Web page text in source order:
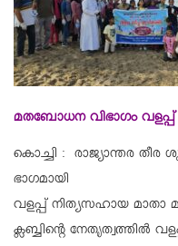
മതബോധന വിഭാഗം
കൊച്ചി : രാജ്യാന്തര
ഭാഗമായി
വളപ്പ് നിത്യസഹായ മാതാ
ക്ലബ്ബിന്റെ നേതൃത്വത്തില്‍